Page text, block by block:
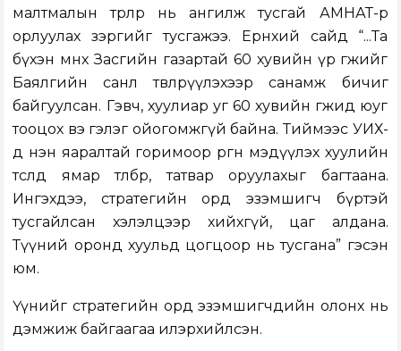
малтмалын төрлөөр нь ангилж тусгай АМНАТ-өөр
орлуулах зэргийг тусгажээ. Ерөнхий сайд “...Та
бүхэн өмнөх Засгийн газартай 60 хувийн үр өгөөжийг
Баялгийн санл төвлөрүүлэхээр санамж бичиг
байгуулсан. Гэвч, хуулиар уг 60 хувийн өгөөжид юуг
тооцох вэ гэлэг ойогомжгүй байна. Тиймээс УИХ-
д нэн яаралтай горимоор өргөн мэдүүлэх хуулийн
төсөлд ямар төлбөр, татвар оруулахыг багтаана.
Ингэхдээ, стратегийн орд эзэмшигч бүртэй
тусгайлсан хэлэлцээр хийхгүй, цаг алдана.
Түүний оронд хуульд цогцоор нь тусгана” гэсэн
юм.
Үүнийг стратегийн орд эзэмшигчдийн олонх нь
дэмжиж байгаагаа илэрхийлсэн.